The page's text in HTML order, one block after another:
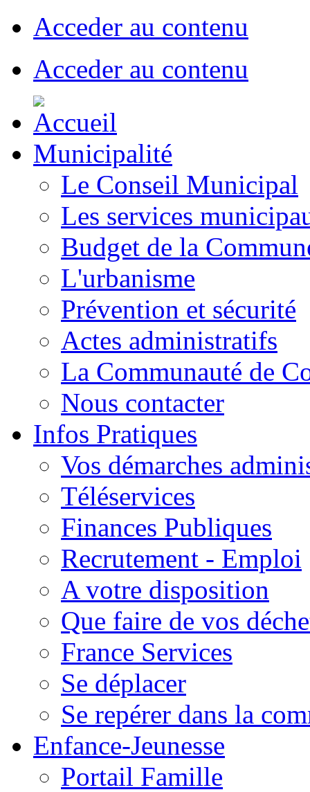
Acceder au contenu
Acceder au contenu
Municipalité
Le Conseil Municipal
Les services
Budget de la
L'urbanisme
Prévention et sécurité
Actes administratifs
La Communauté de
Nous contacter
Infos Pratiques
Vos démarches
Téléservices
Finances Publiques
Recrutement - Emploi
A votre disposition
Que faire de vos
France Services
Se déplacer
Se repérer dans la
Enfance-Jeunesse
Portail Famille